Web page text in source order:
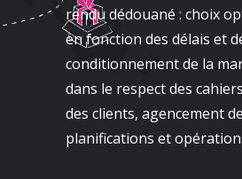
rendu dédouané : choix
en fonction des délais et
conditionnement de la
dans le respect des
des clients, agencement
planifications et